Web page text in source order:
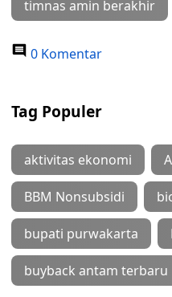
timnas amin berakhir
0 Komentar
Tag Populer
aktivitas ekonomi
BBM Nonsubsidi
bupati purwakarta
buyback antam terbaru